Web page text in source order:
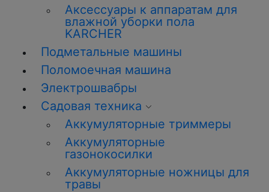
Аксессуары к аппаратам для
влажной уборки пола
KARCHER
Подметальные машины
Поломоечная машина
Электрошвабры
Садовая техника
Аккумуляторные триммеры
Аккумуляторные
газонокосилки
Аккумуляторные ножницы для
травы